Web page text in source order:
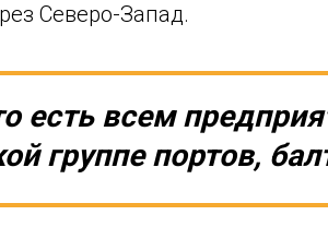
Северо-Запад.
есть всем
группе портов,